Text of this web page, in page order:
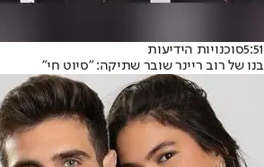
5:51סוכנויות הידיעות
בנו של רוב ריינר שובר שתיקה: "סיוט חי"